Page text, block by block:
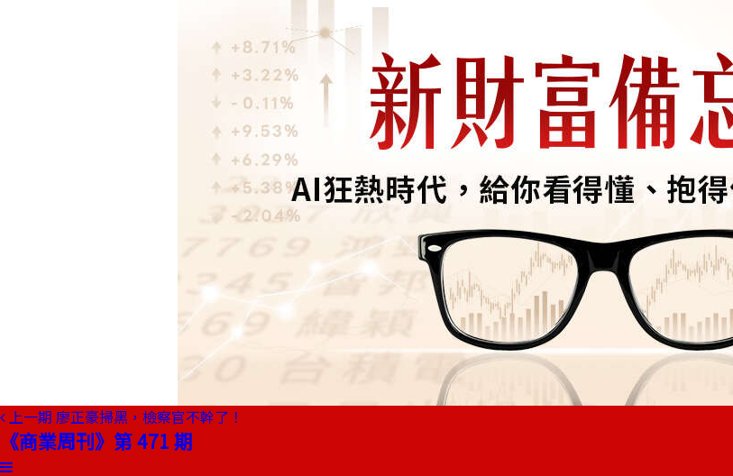
上一期 廖正豪掃黑，檢察官不幹了！
《商業周刊》第 471 期